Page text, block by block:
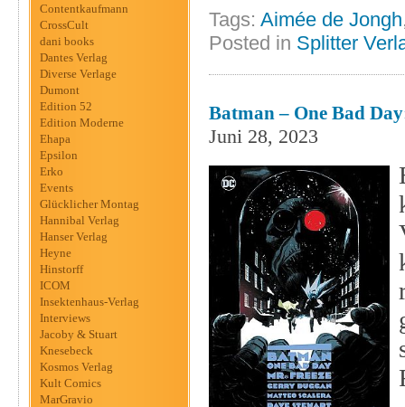
Contentkaufmann
CrossCult
dani books
Dantes Verlag
Diverse Verlage
Dumont
Edition 52
Edition Moderne
Ehapa
Epsilon
Erko
Events
Glücklicher Montag
Hannibal Verlag
Hanser Verlag
Heyne
Hinstorff
ICOM
Insektenhaus-Verlag
Interviews
Jacoby & Stuart
Knesebeck
Kosmos Verlag
Kult Comics
MarGravio
Tags: Aimée de Jongh
Posted in Splitter
Batman – One Bad
Juni 28, 2023